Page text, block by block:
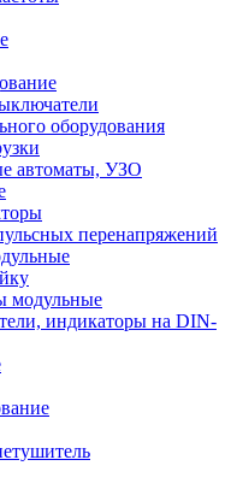
оборудования
автоматы, УЗО
перенапряжений
модульные
индикаторы на DIN-